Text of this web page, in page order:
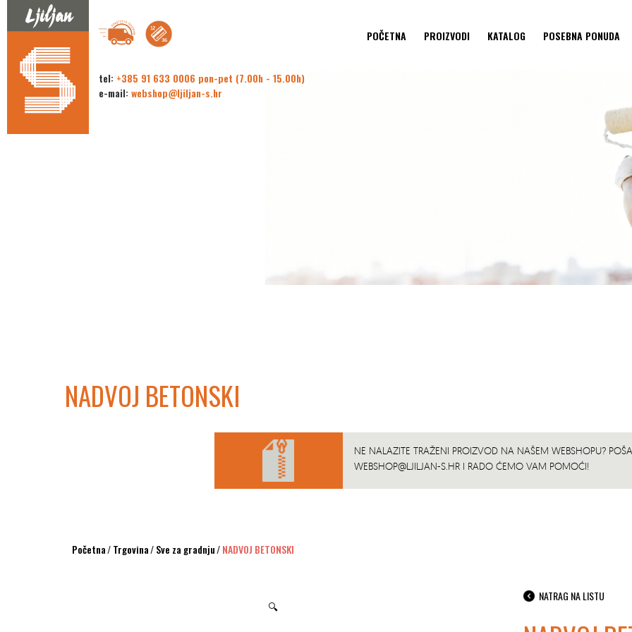
tel: +385 91 633 0006 pon-pet (7.00h - 15.00h)
e-mail: webshop@ljiljan-s.hr
POČETNA PROIZVODI KATALOG POSEBNA PONUDA
NADVOJ BETONSKI
NE NALAZITE TRAŽENI PROIZVOD NA NAŠEM WEBSHOPU?
WEBSHOP@LJILJAN-S.HRI RADO ĆEMO VAM POMOĆI!
Početna/Trgovina/Sve za gradnju/NADVOJ BETONSKI
🔍
NATRAG NA LISTU